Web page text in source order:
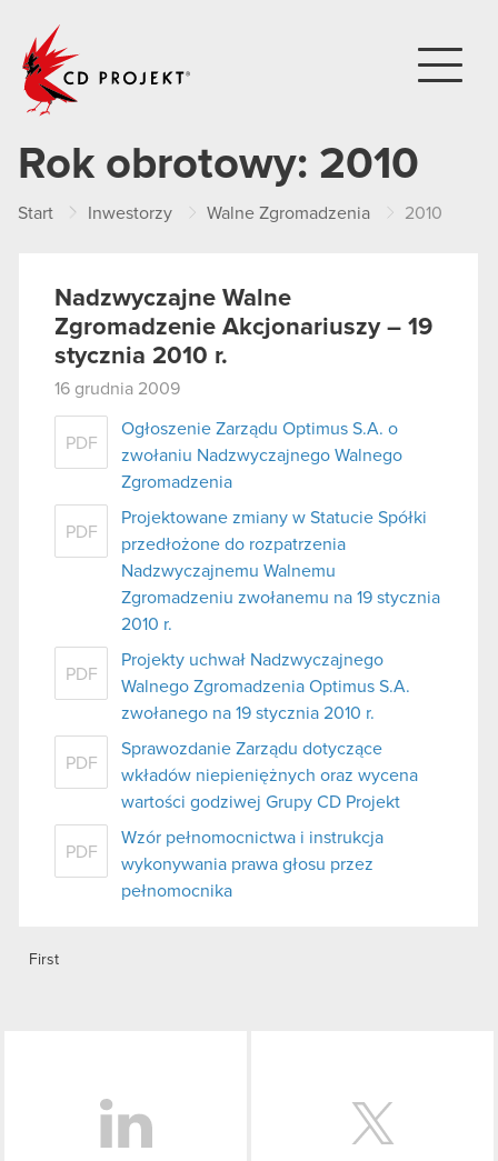
Rok obrotowy: 2010
Start Inwestorzy Walne Zgromadzenia 2010
Nadzwyczajne Walne
Zgromadzenie Akcjonariuszy – 19
stycznia 2010 r.
16 grudnia 2009
PDF
Ogłoszenie Zarządu Optimus S.A. o
zwołaniu Nadzwyczajnego Walnego
Zgromadzenia
PDF
Projektowane zmiany w Statucie Spółki
przedłożone do rozpatrzenia
Nadzwyczajnemu Walnemu
Zgromadzeniu zwołanemu na 19 stycznia
2010 r.
PDF
Projekty uchwał Nadzwyczajnego
Walnego Zgromadzenia Optimus S.A.
zwołanego na 19 stycznia 2010 r.
PDF
Sprawozdanie Zarządu dotyczące
wkładów niepieniężnych oraz wycena
wartości godziwej Grupy CD Projekt
PDF
Wzór pełnomocnictwa i instrukcja
wykonywania prawa głosu przez
pełnomocnika
First